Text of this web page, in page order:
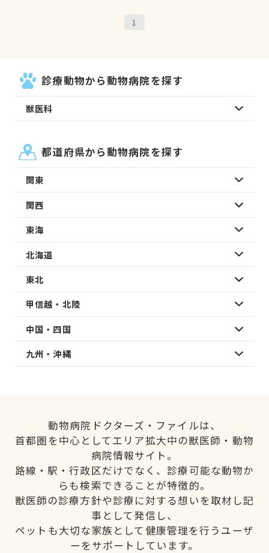
1
診療動物から動物病院を探す
獣医科
都道府県から動物病院を探す
関東
関西
東海
北海道
東北
甲信越・北陸
中国・四国
九州・沖縄
動物病院ドクターズ・ファイルは、
首都圏を中心としてエリア拡大中の獣医師・動物
病院情報サイト。
路線・駅・行政区だけでなく、診療可能な動物か
らも検索できることが特徴的。
獣医師の診療方針や診療に対する想いを取材し記
事として発信し、
ペットも大切な家族として健康管理を行うユーザ
ーをサポートしています。